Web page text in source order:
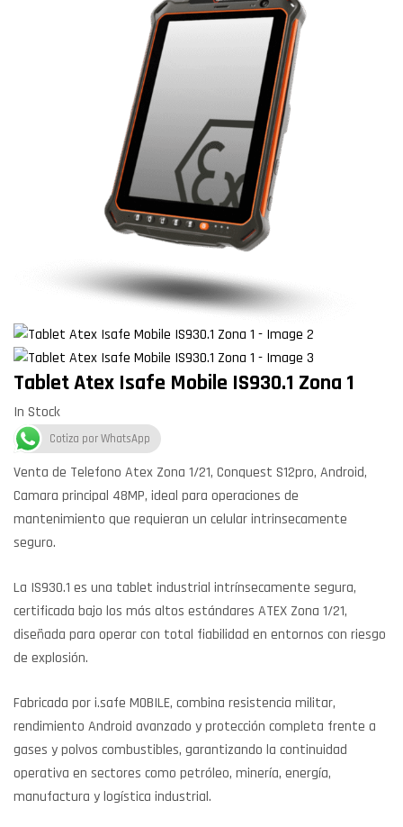
Tablet Atex Isafe Mobile IS930.1 Zona 1
In Stock
Cotiza por WhatsApp
Venta de Telefono Atex Zona 1/21, Conquest S12pro, Android,
Camara principal 48MP, ideal para operaciones de
mantenimiento que requieran un celular intrinsecamente
seguro.
La IS930.1 es una tablet industrial intrínsecamente segura,
certificada bajo los más altos estándares ATEX Zona 1/21,
diseñada para operar con total fiabilidad en entornos con riesgo
de explosión.
Fabricada por i.safe MOBILE, combina resistencia militar,
rendimiento Android avanzado y protección completa frente a
gases y polvos combustibles, garantizando la continuidad
operativa en sectores como petróleo, minería, energía,
manufactura y logística industrial.